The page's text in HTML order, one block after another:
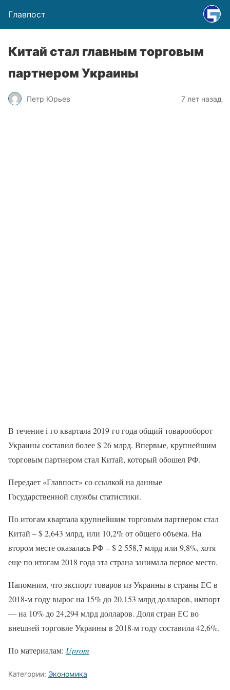
Главпост
Китай стал главным торговым
партнером Украины
Петр Юрьев 7 лет назад
В течение i-го квартала 2019-го года общий товарооборот
Украины составил более $ 26 млрд. Впервые, крупнейшим
торговым партнером стал Китай, который обошел РФ.
Передает «Главпост» со ссылкой на данные
Государственной службы статистики.
По итогам квартала крупнейшим торговым партнером стал
Китай – $ 2,643 млрд, или 10,2% от общего объема. На
втором месте оказалась РФ – $ 2 558,7 млрд или 9,8%, хотя
еще по итогам 2018 года эта страна занимала первое место.
Напомним, что экспорт товаров из Украины в страны ЕС в
2018-м году вырос на 15% до 20,153 млрд долларов, импорт
— на 10% до 24,294 млрд долларов. Доля стран ЕС во
внешней торговле Украины в 2018-м году составила 42,6%.
По материалам: Uprom
Категории: Экономика